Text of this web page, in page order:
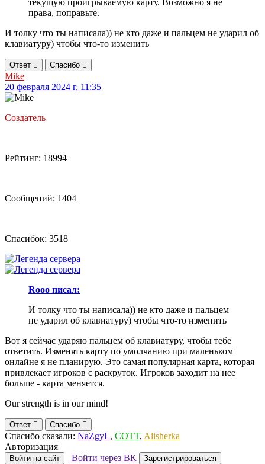
текущую проигрываемую карту. Возможно я не
права, поправьте.
И толку что ты написала)) не кто даже и пальцем не ударил об
клавиатуру) чтобы что-то изменить
Ответ Спасибо
Mike
20 февраля 2024 г, 11:35
Создатель
Рейтинг: 18994
Сообщений: 1404
Спасибок: 3518
Rooo писал:
И толку что ты написала)) не кто даже и пальцем
не ударил об клавиатуру) чтобы что-то изменить
Вот я сейчас ударяю пальцем об клавиатуру, чтобы тебе
ответить. Изменять карту по умолчанию при маленьком
онлайне я не планирую. Это самая популярная карта, которая
привлекает игроков с раскруток. Игроков заходит на нее
больше - карта меняется.
Our strength is in our mind!
Ответ Спасибо
Спасибо сказали: NaZgyL, COTT, Alisherka
Авторизация
Войти на сайт Войти через ВК Зарегистрироваться